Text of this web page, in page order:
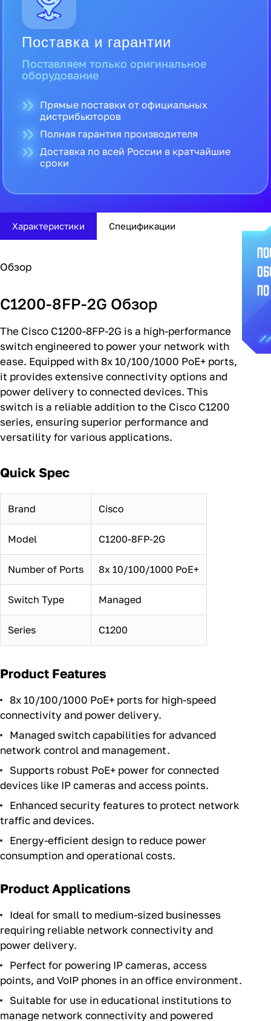
Поставка и гарантии
Поставляем только оригинальное
оборудование
Прямые поставки от официальных
дистрибьюторов
Полная гарантия производителя
Доставка по всей России в кратчайшие
сроки
Характеристики Спецификации
Обзор
C1200-8FP-2G Обзор
The Cisco C1200-8FP-2G is a high-performance
switch engineered to power your network with
ease. Equipped with 8x 10/100/1000 PoE+ ports,
it provides extensive connectivity options and
power delivery to connected devices. This
switch is a reliable addition to the Cisco C1200
series, ensuring superior performance and
versatility for various applications.
Quick Spec
Brand Cisco
Model C1200-8FP-2G
Number of Ports 8x 10/100/1000 PoE+
Switch Type Managed
Series C1200
Product Features
8x 10/100/1000 PoE+ ports for high-speed
connectivity and power delivery.
Managed switch capabilities for advanced
network control and management.
Supports robust PoE+ power for connected
devices like IP cameras and access points.
Enhanced security features to protect network
traffic and devices.
Energy-efficient design to reduce power
consumption and operational costs.
Product Applications
Ideal for small to medium-sized businesses
requiring reliable network connectivity and
power delivery.
Perfect for powering IP cameras, access
points, and VoIP phones in an office environment.
Suitable for use in educational institutions to
manage network connectivity and powered